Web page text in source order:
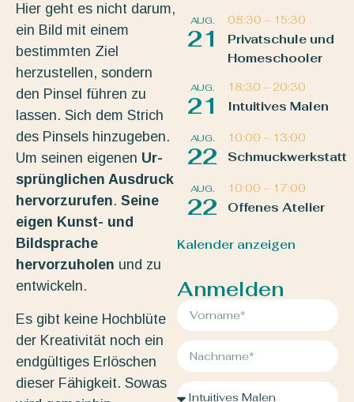
Hier geht es nicht darum,
ein Bild mit einem
bestimmten Ziel
herzustellen, sondern
den Pinsel führen zu
lassen. Sich dem Strich
des Pinsels hinzugeben.
Um seinen eigenen Ur-
sprünglichen Ausdruck
hervorzurufen. Seine
eigen Kunst- und
Bildsprache
hervorzuholen und zu
entwickeln.
Es gibt keine Hochblüte
der Kreativität noch ein
endgültiges Erlöschen
dieser Fähigkeit. Sowas
AUG.
21
08:30 – 15:30
Privatschule und
Homeschooler
AUG.
21
18:30 – 20:30
Intuitives Malen
AUG.
22
10:00 – 13:00
Schmuckwerkstatt
AUG.
22
10:00 – 17:00
Offenes Atelier
Kalender anzeigen
Anmelden